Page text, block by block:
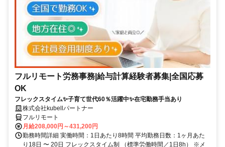
フルリモート労務事務|給与計算経験者募集|全国応募
OK
フレックスタイム✨子育て世代60％活躍中✨在宅勤務手当あり
株式会社kubellパートナー
フルリモート
月給208,000円～431,200円
勤務時間詳細 実働時間：1日あたり8時間 平均勤務日数：1ヶ月あた
り18日 〜 20日 フレックスタイム制 （標準労働時間／1日8h） ※メ